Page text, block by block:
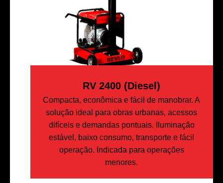
RV 2400 (Diesel)
Compacta, econômica e fácil de manobrar. A
solução ideal para obras urbanas, acessos
difíceis e demandas pontuais. Iluminação
estável, baixo consumo, transporte e fácil
operação. Indicada para operações
menores.